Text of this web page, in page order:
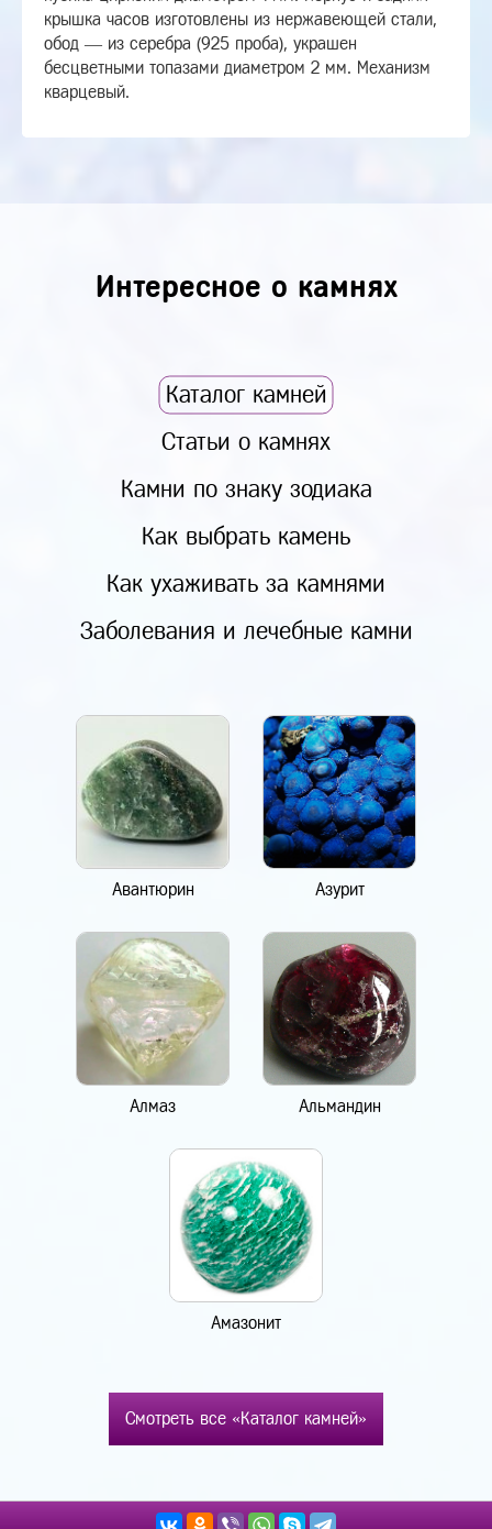
крышка часов изготовлены из нержавеющей стали,
обод — из серебра (925 проба), украшен
бесцветными топазами диаметром 2 мм. Механизм
кварцевый.
Интересное о камнях
Каталог камней
Статьи о камнях
Камни по знаку зодиака
Как выбрать камень
Как ухаживать за камнями
Заболевания и лечебные камни
Авантюрин Азурит
Алмаз Альмандин
Амазонит
Смотреть все «Каталог камней»